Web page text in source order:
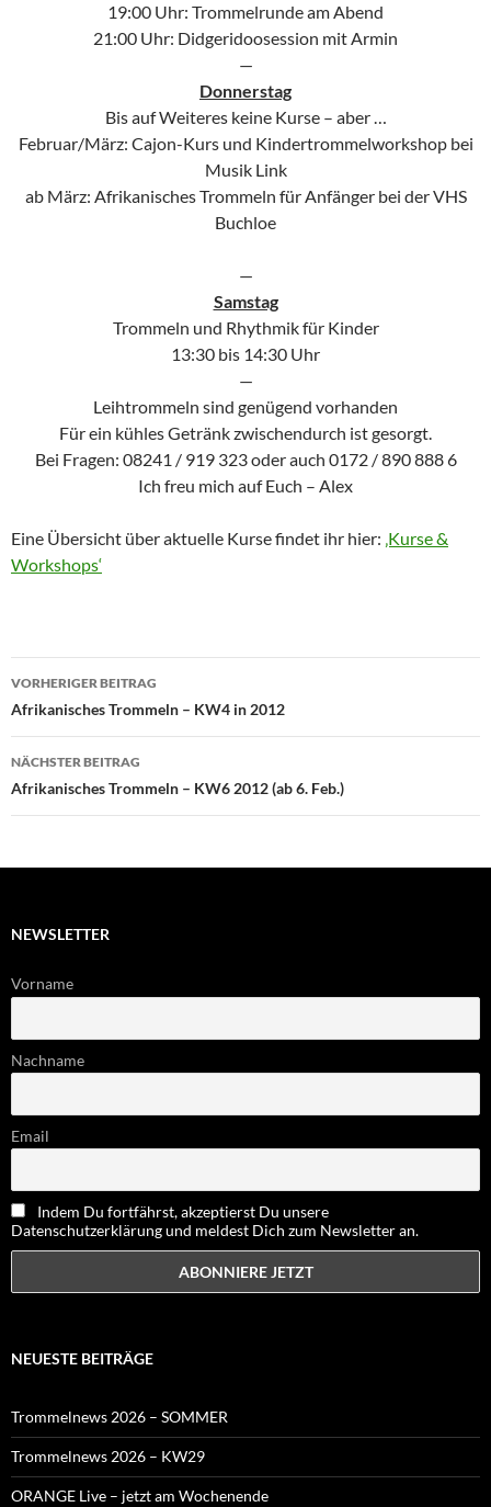
19:00 Uhr: Trommelrunde am Abend
21:00 Uhr: Didgeridoosession mit Armin
—
Donnerstag
Bis auf Weiteres keine Kurse – aber …
Februar/März: Cajon-Kurs und Kindertrommelworkshop bei
Musik Link
ab März: Afrikanisches Trommeln für Anfänger bei der VHS
Buchloe
—
Samstag
Trommeln und Rhythmik für Kinder
13:30 bis 14:30 Uhr
—
Leihtrommeln sind genügend vorhanden
Für ein kühles Getränk zwischendurch ist gesorgt.
Bei Fragen: 08241 / 919 323 oder auch 0172 / 890 888 6
Ich freu mich auf Euch – Alex
Eine Übersicht über aktuelle Kurse findet ihr hier: ‚Kurse &
Workshops‘
Beitragsnavigation
VORHERIGER BEITRAG
Afrikanisches Trommeln – KW4 in 2012
NÄCHSTER BEITRAG
Afrikanisches Trommeln – KW6 2012 (ab 6. Feb.)
NEWSLETTER
Vorname
Nachname
Email
Indem Du fortfährst, akzeptierst Du unsere
Datenschutzerklärung und meldest Dich zum Newsletter an.
NEUESTE BEITRÄGE
Trommelnews 2026 – SOMMER
Trommelnews 2026 – KW29
ORANGE Live – jetzt am Wochenende